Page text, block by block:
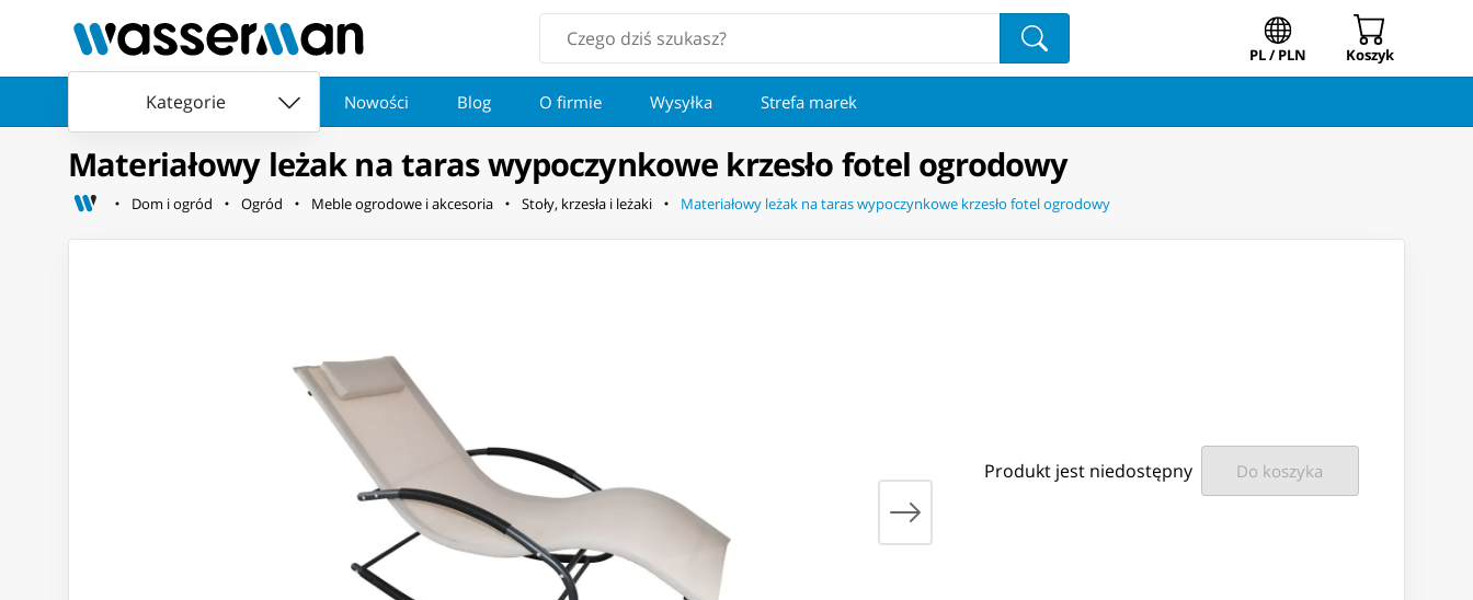
PL / PLN Koszyk
Kategorie Nowości Blog O firmie Wysyłka Strefa marek
Materiałowy leżak na taras wypoczynkowe krzesło fotel ogrodowy
Dom i ogród Ogród Meble ogrodowe i akcesoria Stoły, krzesła i leżaki Materiałowy leżak na taras wypoczynkowe krzesło fotel ogrodowy
Produkt jest niedostępny Do koszyka